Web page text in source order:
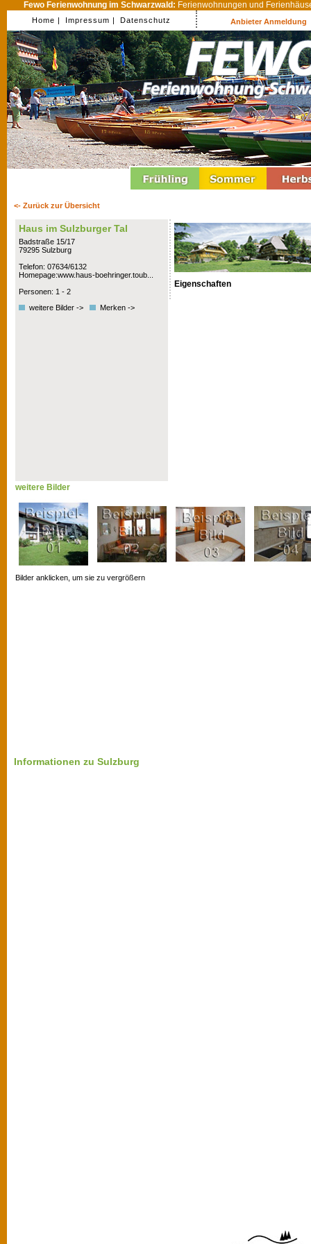
Fewo Ferienwohnung im Schwarzwald: Ferienwohnungen und
Home | Impressum | Datenschutz Anbieter Anmeldung
<- Zurück zur Übersicht
Haus im Sulzburger Tal
Badstraße 15/17
79295 Sulzburg
Telefon: 07634/6132
Homepage:www.haus-boehringer.toub...
Personen: 1 - 2
weitere Bilder ->
Merken ->
Eigenschaften
weitere Bilder
Bilder anklicken, um sie zu vergrößern
Informationen zu Sulzburg